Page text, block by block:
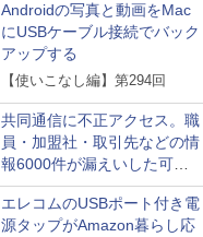
Androidの写真と動画をMac
にUSBケーブル接続でバック
アップする
【使いこなし編】第294回
共同通信に不正アクセス。職
員・加盟社・取引先などの情
報6000件が漏えいした可能
性
エレコムのUSBポート付き電
源タップがAmazon暮らし応